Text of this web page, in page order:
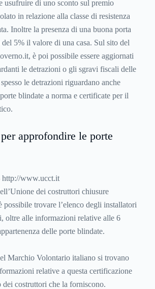
usufruire di uno sconto sul premio
in relazione alla classe di resistenza
Inoltre la presenza di una buona porta
del 5% il valore di una casa. Sul sito del
è poi possibile essere aggiornati
le detrazioni o gli sgravi fiscali delle
le detrazioni riguardano anche
blindate a norma e certificate per il
approfondire le porte
http://www.ucct.it
dei costruttori chiusure
possibile trovare l’elenco degli installatori
oltre alle informazioni relative alle 6
delle porte blindate.
Marchio Volontario italiano si trovano
relative a questa certificazione
dei costruttori che la forniscono.